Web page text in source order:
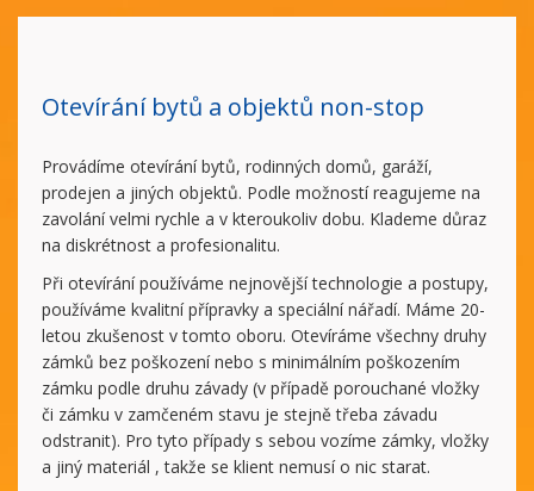
Otevírání bytů a objektů non-stop
Provádíme otevírání bytů, rodinných domů, garáží,
prodejen a jiných objektů. Podle možností reagujeme na
zavolání velmi rychle a v kteroukoliv dobu. Klademe důraz
na diskrétnost a profesionalitu.
Při otevírání používáme nejnovější technologie a postupy,
používáme kvalitní přípravky a speciální nářadí. Máme 20-
letou zkušenost v tomto oboru. Otevíráme všechny druhy
zámků bez poškození nebo s minimálním poškozením
zámku podle druhu závady (v případě porouchané vložky
či zámku v zamčeném stavu je stejně třeba závadu
odstranit). Pro tyto případy s sebou vozíme zámky, vložky
a jiný materiál , takže se klient nemusí o nic starat.